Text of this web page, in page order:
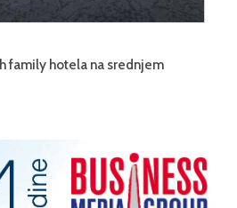
family hotela na srednjem